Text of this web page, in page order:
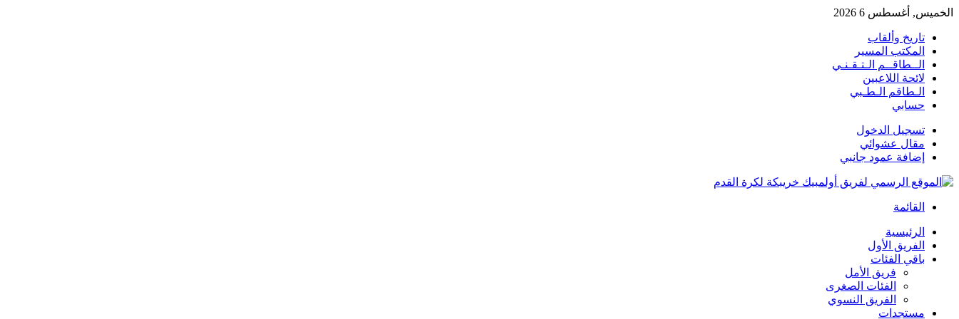
الخميس, أغسطس 6 2026
تاريخ وألقاب
المكتب المسير
الــطاقــم الـتـقـنـي
لائحة اللاعبين
الـطاقم الـطـبي
حسابي
تسجيل الدخول
مقال عشوائي
إضافة عمود جانبي
القائمة
الرئيسية
الفريق الأول
باقي الفئات
فريق الأمل
الفئات الصغرى
الفريق النسوي
مستجدات